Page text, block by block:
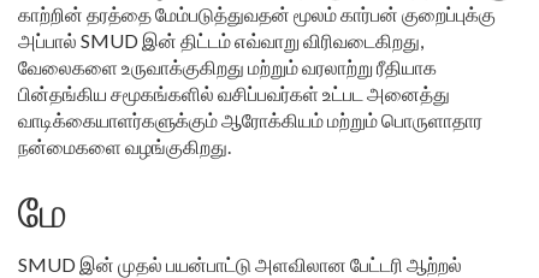
காற்றின் தரத்தை மேம்படுத்துவதன் மூலம் கார்பன் குறைப்புக்கு
அப்பால் SMUD இன் திட்டம் எவ்வாறு விரிவடைகிறது,
வேலைகளை உருவாக்குகிறது மற்றும் வரலாற்று ரீதியாக
பின்தங்கிய சமூகங்களில் வசிப்பவர்கள் உட்பட அனைத்து
வாடிக்கையாளர்களுக்கும் ஆரோக்கியம் மற்றும் பொருளாதார
நன்மைகளை வழங்குகிறது.
மே
SMUD இன் முதல் பயன்பாட்டு அளவிலான பேட்டரி ஆற்றல்